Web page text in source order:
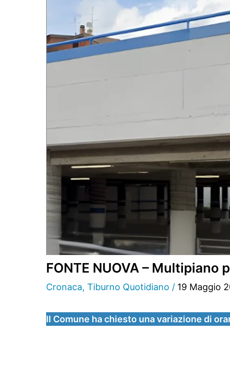
FONTE NUOVA –
Cronaca, Tiburno Quotidiano / 19 Maggio
Il Comune ha chiesto una variazione di